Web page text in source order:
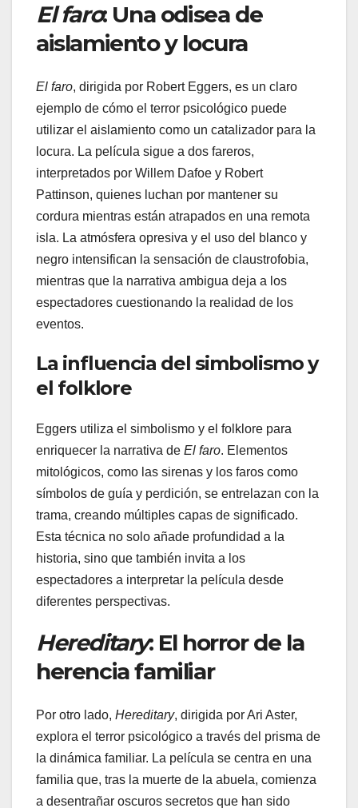
El faro: Una odisea de
aislamiento y locura
El faro, dirigida por Robert Eggers, es un claro
ejemplo de cómo el terror psicológico puede
utilizar el aislamiento como un catalizador para la
locura. La película sigue a dos fareros,
interpretados por Willem Dafoe y Robert
Pattinson, quienes luchan por mantener su
cordura mientras están atrapados en una remota
isla. La atmósfera opresiva y el uso del blanco y
negro intensifican la sensación de claustrofobia,
mientras que la narrativa ambigua deja a los
espectadores cuestionando la realidad de los
eventos.
La influencia del simbolismo y
el folklore
Eggers utiliza el simbolismo y el folklore para
enriquecer la narrativa de El faro. Elementos
mitológicos, como las sirenas y los faros como
símbolos de guía y perdición, se entrelazan con la
trama, creando múltiples capas de significado.
Esta técnica no solo añade profundidad a la
historia, sino que también invita a los
espectadores a interpretar la película desde
diferentes perspectivas.
Hereditary: El horror de la
herencia familiar
Por otro lado, Hereditary, dirigida por Ari Aster,
explora el terror psicológico a través del prisma de
la dinámica familiar. La película se centra en una
familia que, tras la muerte de la abuela, comienza
a desentrañar oscuros secretos que han sido